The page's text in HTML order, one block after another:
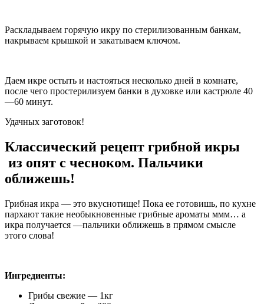
Раскладываем горячую икру по стерилизованным банкам,
накрываем крышкой и закатываем ключом.
Даем икре остыть и настояться несколько дней в комнате,
после чего простерилизуем банки в духовке или кастрюле 40
—60 минут.
Удачных заготовок!
Классический рецепт грибной икры
из опят с чесноком. Пальчики
оближешь!
Грибная икра — это вкуснотище! Пока ее готовишь, по кухне
пархают такие необыкновенные грибные ароматы ммм… а
икра получается —пальчики оближешь в прямом смысле
этого слова!
Ингредиенты:
Грибы свежие — 1кг